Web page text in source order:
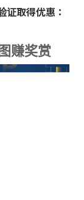
取得优惠：
赚奖赏